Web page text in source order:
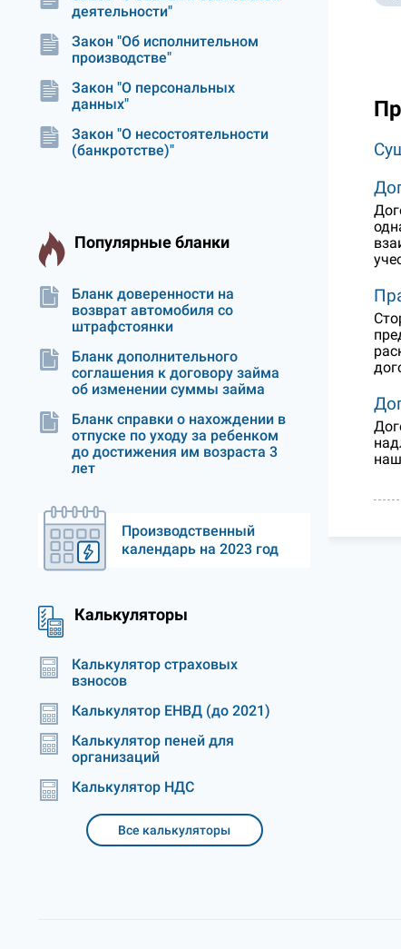
деятельности"
Закон "Об исполнительном
производстве"
Закон "О персональных
данных"
Закон "О несостоятельности
(банкротстве)"
Популярные бланки
Бланк доверенности на
возврат автомобиля со
штрафстоянки
Бланк дополнительного
соглашения к договору займа
об изменении суммы займа
Бланк справки о нахождении в
отпуске по уходу за ребенком
до достижения им возраста 3
лет
Производственный
календарь на 2023 год
Калькуляторы
Калькулятор страховых
взносов
Калькулятор ЕНВД (до 2021)
Калькулятор пеней для
организаций
Калькулятор НДС
Все калькуляторы